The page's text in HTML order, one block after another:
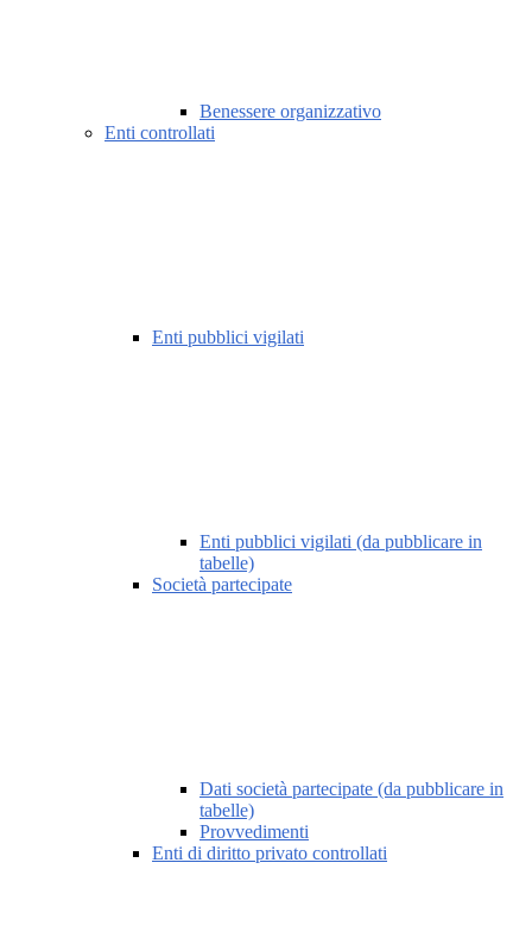
Benessere organizzativo
Enti controllati
Enti pubblici vigilati
Enti pubblici vigilati (da pubblicare in
tabelle)
Società partecipate
Dati società partecipate (da pubblicare in
tabelle)
Provvedimenti
Enti di diritto privato controllati